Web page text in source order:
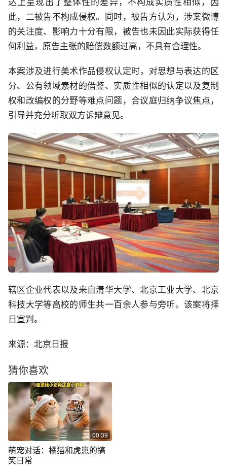
达上呈现出了整体性的差异，不构成实质性相似，因
此，二被告不构成侵权。同时，被告方认为，涉案微博
的关注度、影响力十分有限，被告也未因此实际获得任
何利益，原告主张的赔偿数额过高，不具有合理性。
本案涉及进行美术作品侵权认定时，对思想与表达的区
分、公有领域素材的借鉴、实质性相似的认定以及复制
权和改编权的分野等难点问题，合议庭归纳争议焦点，
引导并充分听取双方诉辩意见。
辖区企业代表以及来自清华大学、北京工业大学、北京
科技大学等高校的师生共一百余人参与旁听。该案将择
日宣判。
来源：北京日报
猜你喜欢
00:39
萌宠对话：橘猫和虎崽的搞
笑日常